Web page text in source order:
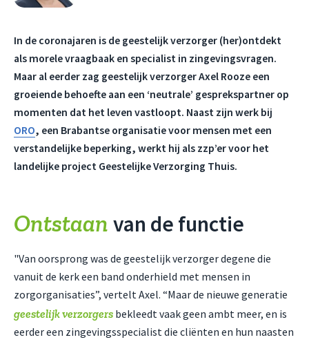
In de coronajaren is de geestelijk verzorger (her)ontdekt
als morele vraagbaak en specialist in zingevingsvragen.
Maar al eerder zag geestelijk verzorger Axel Rooze een
groeiende behoefte aan een ‘neutrale’ gesprekspartner op
momenten dat het leven vastloopt. Naast zijn werk bij
ORO, een Brabantse organisatie voor mensen met een
verstandelijke beperking, werkt hij als zzp’er voor het
landelijke project Geestelijke Verzorging Thuis.
Ontstaan van de functie
"Van oorsprong was de geestelijk verzorger degene die
vanuit de kerk een band onderhield met mensen in
zorgorganisaties”, vertelt Axel. “Maar de nieuwe generatie
geestelijk verzorgers bekleedt vaak geen ambt meer, en is
eerder een zingevingsspecialist die cliënten en hun naasten